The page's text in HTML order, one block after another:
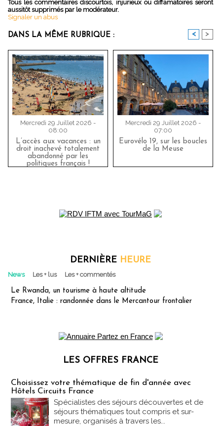
Tous les commentaires discourtois, injurieux ou diffamatoires seront
aussitôt supprimés par le modérateur.
Signaler un abus
DANS LA MÊME RUBRIQUE : < >
Mercredi 29 Juillet 2026 -
08:00
L’accès aux vacances : un
droit inachevé totalement
abandonné par les
politiques français !
Mercredi 29 Juillet 2026 -
07:00
Eurovélo 19, sur les boucles
de la Meuse
DERNIÈRE HEURE
News Les + lus Les + commentés
Le Rwanda, un tourisme à haute altitude
France, Italie : randonnée dans le Mercantour frontalier
LES OFFRES FRANCE
Choisissez votre thématique de fin d'année avec
Hôtels Circuits France
Spécialistes des séjours découvertes et de
séjours thématiques tout compris et sur-
mesure, organisés à travers les...